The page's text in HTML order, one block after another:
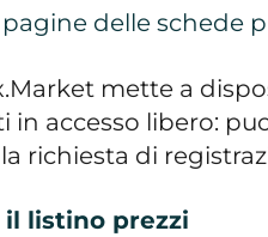
pagine delle schede
mette a
in accesso libero:
richiesta di
il listino prezzi